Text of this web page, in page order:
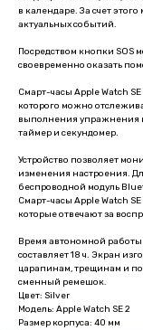
в календаре. За счет
актуальных событий.
Посредством кнопки SOS
своевременно оказать
Смарт-часы Apple Watch
которого можно
выполнения упражнения
таймер и секундомер.
Устройство позволяет
изменения настроения.
беспроводной модуль
Смарт-часы Apple Watch
которые отвечают за
Время автономной работы
составляет 18 ч. Экран
царапинам, трещинам и
сменный ремешок.
Цвет: Silver
Модель: Apple Watch SE 2
Размер корпуса: 40 мм